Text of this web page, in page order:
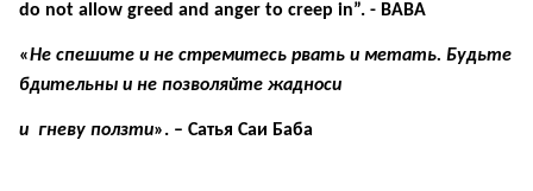
do not allow greed and anger to creep in”. - BABA
«Не спешите и не стремитесь рвать и метать. Будьте
бдительны и не позволяйте жадноси
и гневу ползти». – Сатья Саи Баба